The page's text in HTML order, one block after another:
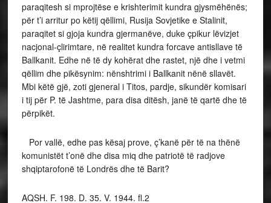
paraqitesh si mprojtëse e krishterimit kundra gjysmëhënës;
për t’i arritur po këtij qëllimi, Rusija Sovjetike e Stalinit,
paraqitet si gjoja kundra gjermanëve, duke çpikur lëvizjet
nacjonal-çlirimtare, në realitet kundra forcave antisllave të
Ballkanit. Edhe në të dy kohërat dhe rastet, një dhe i vetmi
qëllim dhe pikësynim: nënshtrimi i Ballkanit nënë sllavët.
Mbi këtë gjë, zoti gjeneral i Titos, pardje, sikundër komisari
i tij për P. të Jashtme, para disa ditësh, janë të qartë dhe të
përpikët.
Por vallë, edhe pas kësaj prove, ç’kanë për të na thënë
komunistët t’onë dhe disa miq dhe patriotë të radjove
shqiptarofonë të Londrës dhe të Barit?
AQSH. F. 198. D. 35. V. 1944. fl.2